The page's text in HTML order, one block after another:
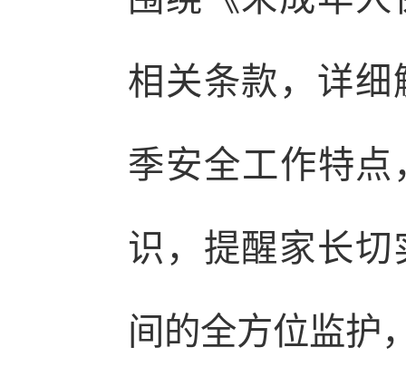
相关条款，详
季安全工作特点
识，提醒家长
间的全方位监护